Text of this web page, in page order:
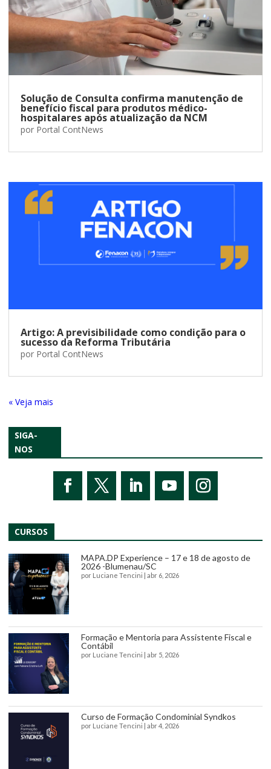
Solução de Consulta confirma manutenção de
benefício fiscal para produtos médico-
hospitalares após atualização da NCM
por Portal ContNews
Artigo: A previsibilidade como condição para o
sucesso da Reforma Tributária
por Portal ContNews
« Entradas Antigas
SIGA-
NOS
CURSOS
MAPA.DP Experience – 17 e 18 de agosto de
2026 -Blumenau/SC
por Luciane Tencini | abr 6, 2026
Formação e Mentoria para Assistente Fiscal e
Contábil
por Luciane Tencini | abr 5, 2026
Curso de Formação Condominial Syndkos
por Luciane Tencini | abr 4, 2026